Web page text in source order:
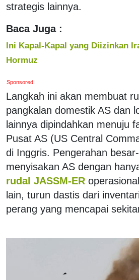
strategis lainnya.
Baca Juga :
Ini Kapal-Kapal yang Diizinkan
Hormuz
Sponsored
Langkah ini akan membuat
pangkalan domestik AS dan
lainnya dipindahkan menuju
Pusat AS (US Central
di Inggris. Pengerahan
menyisakan AS dengan
rudal JASSM-ER
lain, turun dastis dari
perang yang mencapai